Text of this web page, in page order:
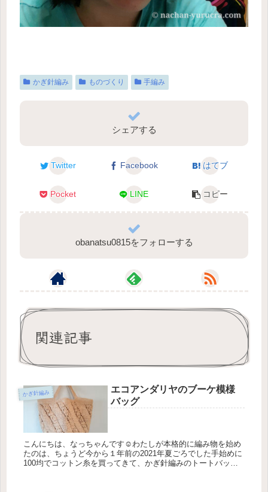
かぎ針編み ものづくり 手編み
シェアする
Twitter Facebook はてブ
Pocket LINE コピー
obanatsu0815をフォローする
関連記事
かぎ針編み
エコアンダリヤのブーケ模様
バッグ
こんにちは、なっちゃんです☺わたしが本格的に編み物を始め
たのは、ちょうど今から１年前の2021年夏ごろでした手始めに
100均でコットン糸を買ってきて、かぎ針編みのトートバッグ